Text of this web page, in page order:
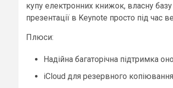
купу електронних книжок, власну базу
презентації в Keynote просто під час
Плюси:
Надійна багаторічна підтримка
iCloud для резервного копіювання